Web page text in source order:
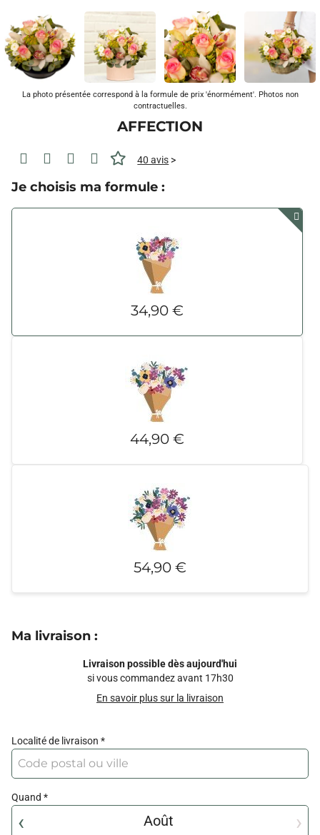
La photo présentée correspond à la formule de prix 'énormément'. Photos non
contractuelles.
AFFECTION
40 avis >
Je choisis ma formule :
34,90 €
44,90 €
54,90 €
Ma livraison :
Livraison possible dès aujourd'hui
si vous commandez avant 17h30
En savoir plus sur la livraison
Localité de livraison
Quand
‹ ›
Août